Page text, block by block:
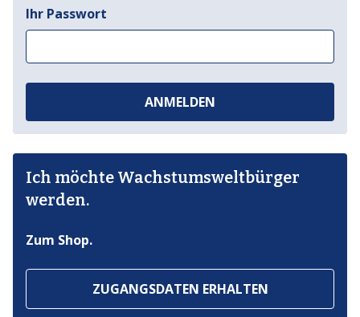
Ihr Passwort
ANMELDEN
Ich möchte Wachstumsweltbürger
werden.
Zum Shop.
ZUGANGSDATEN ERHALTEN